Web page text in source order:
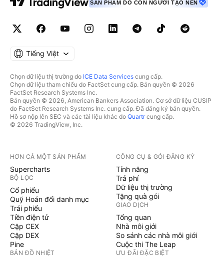
SẢN PHẨM DO CON NGƯỜI TẠO NÊN
Tiếng Việt
Chọn dữ liệu thị trường do ICE Data Services cung cấp.
Chọn dữ liệu tham chiếu do FactSet cung cấp. Bản quyền © 2026
FactSet Research Systems Inc.
Bản quyền © 2026, American Bankers Association. Cơ sở dữ liệu CUSIP
do FactSet Research Systems Inc. cung cấp. Đã đăng ký bản quyền.
Hồ sơ nộp lên SEC và các tài liệu khác do Quartrcung cấp.
© 2026 TradingView, Inc.
HƠN CẢ MỘT SẢN PHẨM
Supercharts
BỘ LỌC
Cổ phiếu
Quỹ Hoán đổi danh mục
Trái phiếu
Tiền điện tử
Cặp CEX
Cặp DEX
Pine
BẢN ĐỒ NHIỆT
CÔNG CỤ & GÓI ĐĂNG KÝ
Tính năng
Trả phí
Dữ liệu thị trường
Tặng quà gói
GIAO DỊCH
Tổng quan
Nhà môi giới
So sánh các nhà môi giới
Cuộc thi The Leap
ƯU ĐÃI ĐẶC BIỆT